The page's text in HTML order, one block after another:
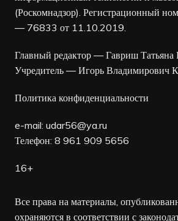
(Роскомнадзор). Регистрационный
— 76833 от 11.10.2019.
Главный редактор — Гавриш Татьяна
Учредитель — Игорь Владимирович
Политика конфиденциальности
e-mail: udar56@ya.ru
Телефон: 8 961 909 5656
16+
Все права на материалы,
охраняются в соответствии с